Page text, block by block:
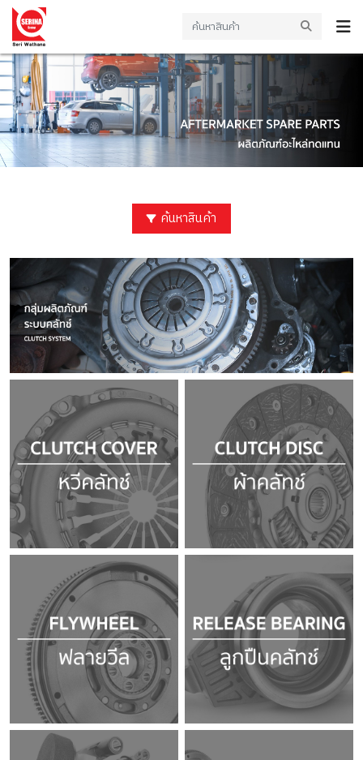
ค้นหาสินค้า